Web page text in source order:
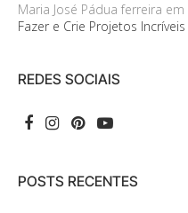
Maria José Pádua ferreira em
Fazer e Crie Projetos Incríveis
REDES SOCIAIS
POSTS RECENTES